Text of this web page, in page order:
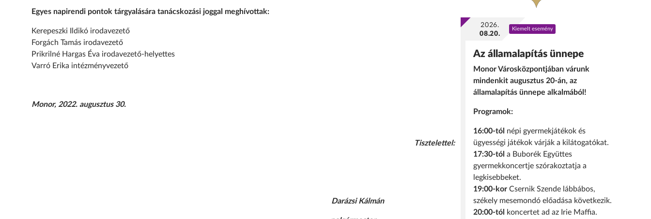
Egyes napirendi pontok tárgyalására tanácskozási joggal meghívottak:
Kerepeszki Ildikó irodavezető
Forgách Tamás irodavezető
Prikrilné Hargas Éva irodavezető-helyettes
Varró Erika intézményvezető
Monor, 2022. augusztus 30.
Tisztelettel:
Darázsi Kálmán
2026.
08.20.
Kiemelt esemény
Az államalapítás ünnepe
Monor Városközpontjában várunk
mindenkit augusztus 20-án, az
államalapítás ünnepe alkalmából!
Programok:
16:00-tól népi gyermekjátékok és
ügyességi játékok várják a kilátogatókat.
17:30-tól a Buborék Együttes
gyermekkoncertje szórakoztatja a
legkisebbeket.
19:00-kor Csernik Szende lábbábos,
székely mesemondó előadása következik.
20:00-tól
koncertet ad az Irie Maffia.